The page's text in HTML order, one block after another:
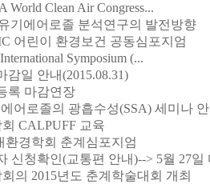
World Clean Air Congress...
기에어로졸 분석연구의 발전방향
어린이 환경보건 공동심포지엄
Symposium (...
감일 안내(2015.08.31)
록 마감연장
어로졸의 광흡수성(SSA) 세미나
CALPUFF 교육
환경학회 춘계심포지엄
신청확인(교통편 안내)--> 5월 27일
의 2015년도 춘계학술대회 개최